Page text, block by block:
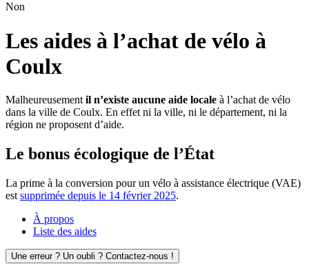
Non
Les aides à l’achat de vélo à
Coulx
Malheureusement il n’existe aucune aide locale à l’achat de vélo
dans la ville de Coulx. En effet ni la ville, ni le département, ni la
région ne proposent d’aide.
Le bonus écologique de l’État
La prime à la conversion pour un vélo à assistance électrique (VAE)
est supprimée depuis le 14 février 2025.
À propos
Liste des aides
Une erreur ? Un oubli ? Contactez-nous !